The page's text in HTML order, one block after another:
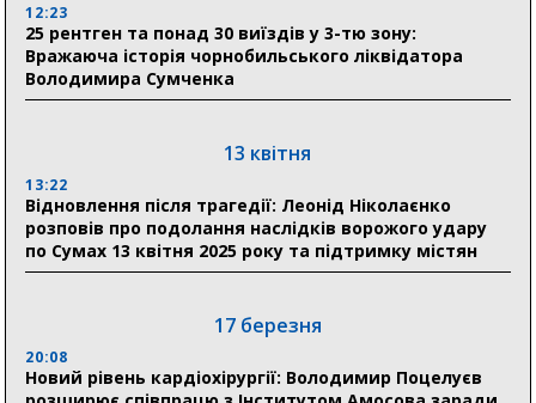
03 серпня
18:54
прифронтової Сумщини: перша група оздоровилася
18:30
Ніколаєнко: у Сумах погодили 115 компенсацій на
відновлення житла майже на 6,6 млн грн
31 липня
21:01
До 19 400 гривень на паливо: Пенсійний фонд
12:23
25 рентген та понад 30 виїздів у 3-тю зону:
Вражаюча історія чорнобильського ліквідатора
Володимира Сумченка
13 квітня
13:22
Відновлення після трагедії: Леонід Ніколаєнко
розповів про подолання наслідків ворожого удару
по Сумах 13 квітня 2025 року та підтримку містян
17 березня
20:08
Новий рівень кардіохірургії: Володимир Поцелуєв